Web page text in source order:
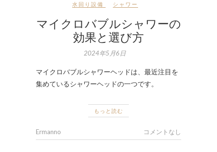
水回り設備 シャワー
マイクロバブルシャワーの
効果と選び方
2024年5月6日
マイクロバブルシャワーヘッドは、最近注目を
集めているシャワーヘッドの一つです。
もっと読む
Ermanno コメントなし